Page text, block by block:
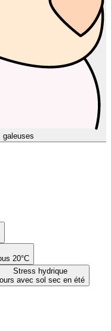
galeuses
20°C
Stress hydrique
avec sol sec en été